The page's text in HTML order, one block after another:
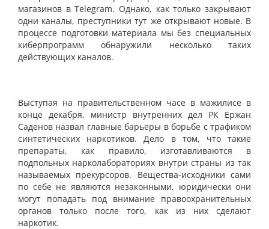
магазинов в Telegram. Однако, как только закрывают
одни каналы, преступники тут же открывают новые. В
процессе подготовки материала мы без специальных
киберпрограмм обнаружили несколько таких
действующих каналов.
Выступая на правительственном часе в мажилисе в
конце декабря, министр внутренних дел РК Ержан
Саденов назвал главные барьеры в борьбе с трафиком
синтетических наркотиков. Дело в том, что такие
препараты, как правило, изготавливаются в
подпольных нарколабораториях внутри страны из так
называемых прекурсоров. Вещества-исходники сами
по себе не являются незаконными, юридически они
могут попадать под внимание правоохранительных
органов только после того, как из них сделают
наркотик.